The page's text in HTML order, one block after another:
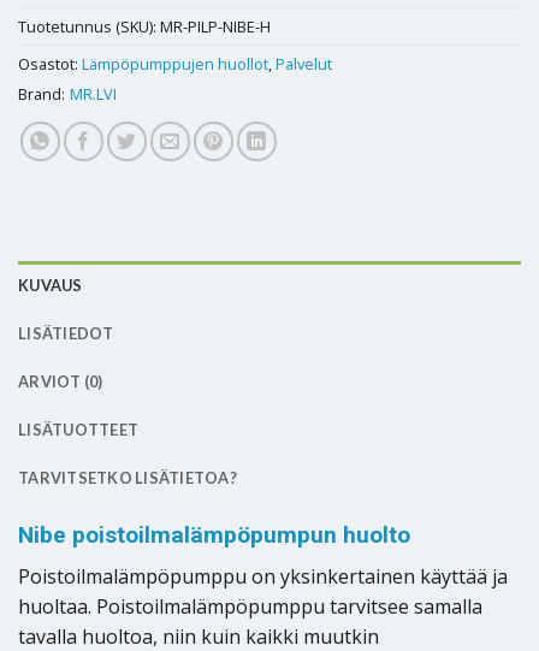
Tuotetunnus (SKU): MR-PILP-NIBE-H
Osastot: Lämpöpumppujen huollot,Palvelut
Brand: MR.LVI
KUVAUS
LISÄTIEDOT
ARVIOT (0)
LISÄTUOTTEET
TARVITSETKO LISÄTIETOA?
Nibe poistoilmalämpöpumpun huolto
Poistoilmalämpöpumppu on yksinkertainen käyttää ja
huoltaa. Poistoilmalämpöpumppu tarvitsee samalla
tavalla huoltoa, niin kuin kaikki muutkin